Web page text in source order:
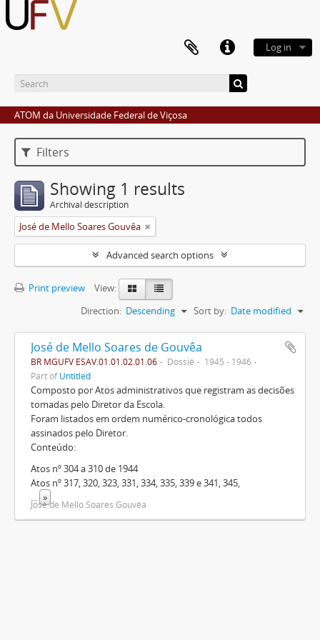
Log in
ATOM da Universidade Federal de Viçosa
Filters
Showing 1 results
Archival description
José de Mello Soares Gouvêa
Advanced search options
Print preview
View:
Sort by: Date modified
Direction: Descending
José de Mello Soares de Gouvêa
BR MGUFV ESAV.01.01.02.01.06 Dossiê
1945 - 1946
Part ofUntitled
Composto por Atos administrativos que registram as decisões
tomadas pelo Diretor da Escola.
Foram listados em ordem numérico-cronológica todos
assinados pelo Diretor.
Conteúdo:
Atos nº 304 a 310 de 1944
Atos nº 317, 320, 323, 331, 334, 335, 339 e 341, 345,
»
José de Mello Soares Gouvêa